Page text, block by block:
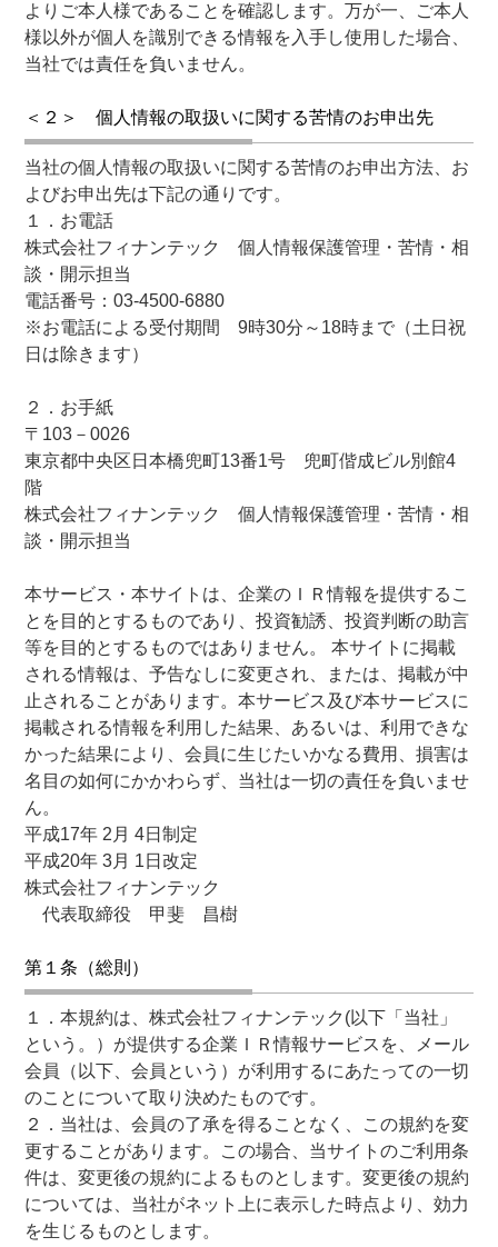
よりご本人様であることを確認します。万が一、ご本人
様以外が個人を識別できる情報を入手し使用した場合、
当社では責任を負いません。
＜２＞ 個人情報の取扱いに関する苦情のお申出先
当社の個人情報の取扱いに関する苦情のお申出方法、お
よびお申出先は下記の通りです。
１．お電話
株式会社フィナンテック 個人情報保護管理・苦情・相
談・開示担当
電話番号：03-4500-6880
※お電話による受付期間 9時30分～18時まで（土日祝
日は除きます）
２．お手紙
〒103－0026
東京都中央区日本橋兜町13番1号 兜町偕成ビル別館4
階
株式会社フィナンテック 個人情報保護管理・苦情・相
談・開示担当
本サービス・本サイトは、企業のＩＲ情報を提供するこ
とを目的とするものであり、投資勧誘、投資判断の助言
等を目的とするものではありません。 本サイトに掲載
される情報は、予告なしに変更され、または、掲載が中
止されることがあります。本サービス及び本サービスに
掲載される情報を利用した結果、あるいは、利用できな
かった結果により、会員に生じたいかなる費用、損害は
名目の如何にかかわらず、当社は一切の責任を負いませ
ん。
平成17年 2月 4日制定
平成20年 3月 1日改定
株式会社フィナンテック
代表取締役 甲斐 昌樹
第１条（総則）
１．本規約は、株式会社フィナンテック(以下「当社」
という。）が提供する企業ＩＲ情報サービスを、メール
会員（以下、会員という）が利用するにあたっての一切
のことについて取り決めたものです。
２．当社は、会員の了承を得ることなく、この規約を変
更することがあります。この場合、当サイトのご利用条
件は、変更後の規約によるものとします。変更後の規約
については、当社がネット上に表示した時点より、効力
を生じるものとします。